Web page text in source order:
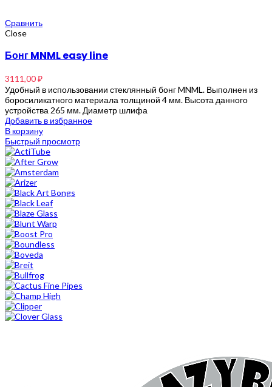
Сравнить
Close
Бонг MNML easy line
3111,00₽
Удобный в использовании стеклянный бонг MNML. Выполнен из
боросиликатного материала толщиной 4 мм. Высота данного
устройства 265 мм. Диаметр шлифа
Добавить в избранное
В корзину
Быстрый просмотр